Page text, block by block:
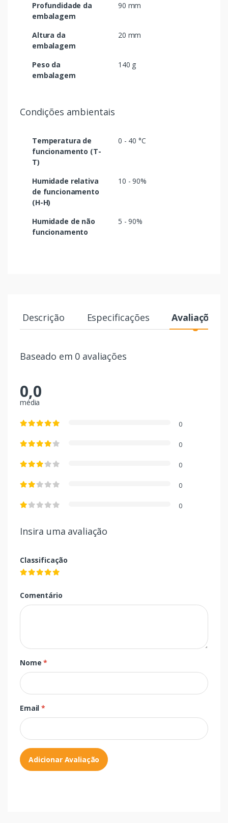
Profundidade da
embalagem
90 mm
Altura da
embalagem
20 mm
Peso da
embalagem
140 g
Condições ambientais
Temperatura de
funcionamento (T-
T)
0 - 40 °C
Humidade relativa
de funcionamento
(H-H)
10 - 90%
Humidade de não
funcionamento
5 - 90%
Descrição Especificações Avaliações
Baseado em 0 avaliações
0,0
média
0
0
0
0
0
Insira uma avaliação
Classificação
Comentário
Nome*
Email*
Adicionar Avaliação